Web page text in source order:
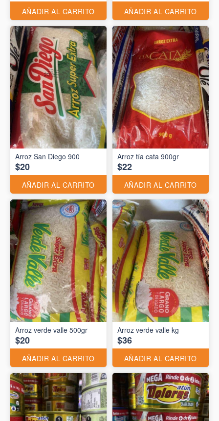
AÑADIR AL CARRITO AÑADIR AL CARRITO
Arroz San Diego 900
$20
AÑADIR AL CARRITO
Arroz tía cata 900gr
$22
AÑADIR AL CARRITO
Arroz verde valle 500gr
$20
AÑADIR AL CARRITO
Arroz verde valle kg
$36
AÑADIR AL CARRITO